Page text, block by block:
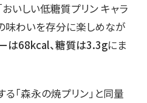
いしい低糖質プリン キャラ
味わいを存分に楽しめなが
は68kcal、糖質は3.3gにま
「森永の焼プリン」と同量